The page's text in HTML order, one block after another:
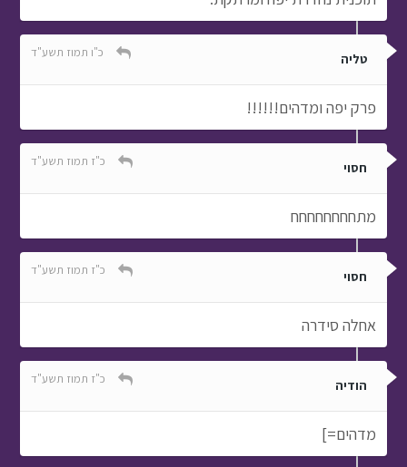
טליה כ"ו תמוז תשע"ד
פרק יפה ומדהים!!!!!!
חסוי כ"ז תמוז תשע"ד
מתחחחחחחחח
חסוי כ"ז תמוז תשע"ד
אחלה סידרה
הודיה כ"ז תמוז תשע"ד
מדהים=]